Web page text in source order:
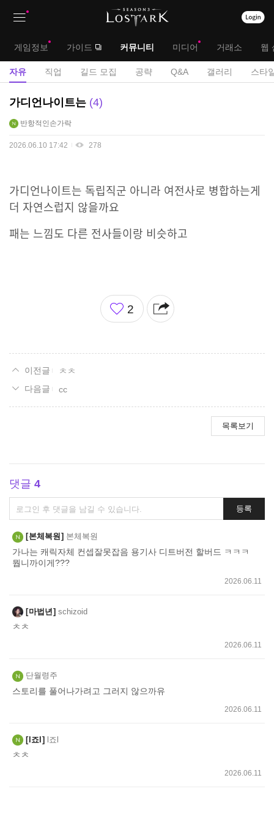
대
메
게임정보 가이드 커뮤니티 미디어 거래소 웹
서
자유 직업 길드 모집 공략 Q&A 갤러리 스타
자
게
가디언나이트는 4
반항적인손가락
2026.06.10 17:42 278
가디언나이트는 독립직군 아니라 여전사로 병합하는게
더 자연스럽지 않을까요
패는 느낌도 다른 전사들이랑 비슷하고
좋
아
2
ㅊㅊ
cc
목록보기
댓글 4
댓
글
쓰
기
등록
본체복원 본체복원
가나는 캐릭자체 컨셉잘못잡음 용기사 디트버전 할버드 ㅋㅋㅋ
뭡니까이게???
2026.06.11
마법년 schizoid
ㅊㅊ
2026.06.11
단월령주
스토리를 풀어나가려고 그러지 않으까유
2026.06.11
l죠l l죠l
ㅊㅊ
2026.06.11